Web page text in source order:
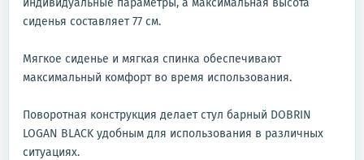
индивидуальные параметры, а максимальная высота
сиденья составляет 77 см.
Мягкое сиденье и мягкая спинка обеспечивают
максимальный комфорт во время использования.
Поворотная конструкция делает стул барный DOBRIN
LOGAN BLACK удобным для использования в различных
ситуациях.